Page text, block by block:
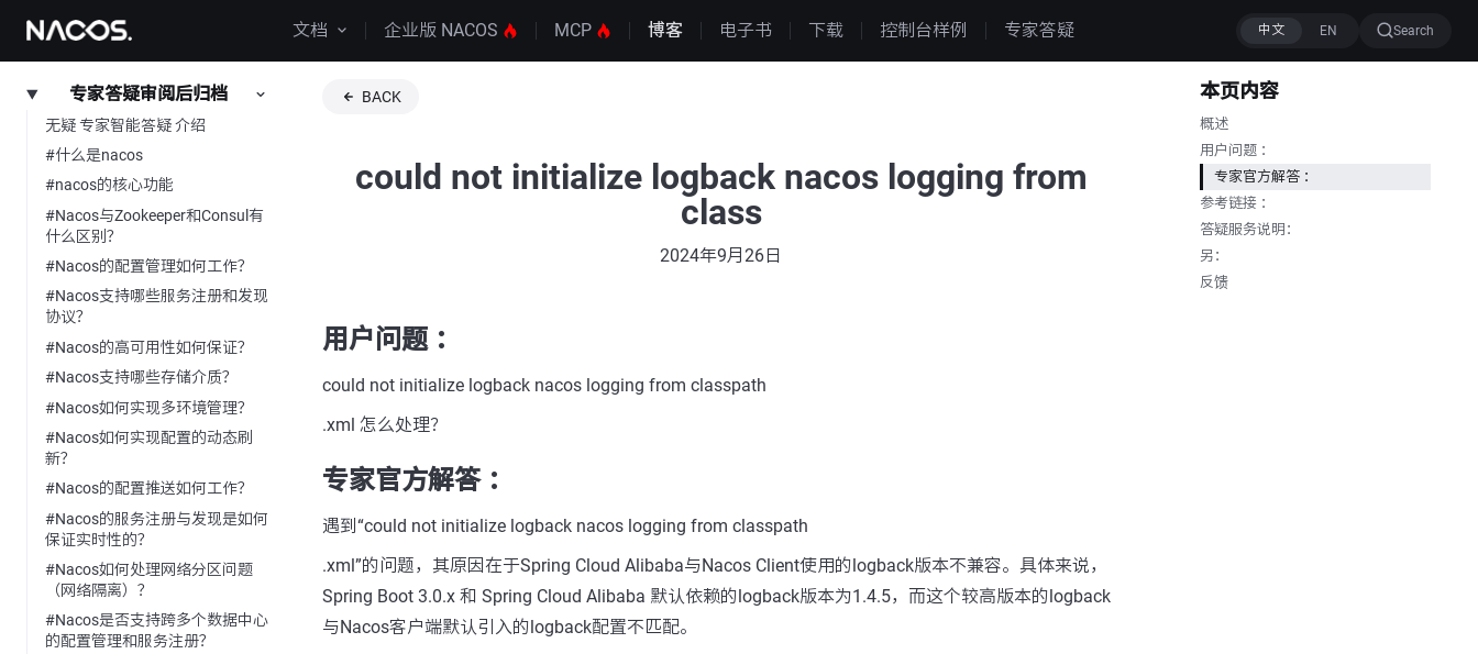
文档 企业版 NACOS MCP 博客 电子书 下载 控制台样例 专家答疑 Search
专家答疑审阅后归档
无疑 专家智能答疑 介绍
#什么是nacos
#nacos的核心功能
#Nacos与Zookeeper和Consul有
什么区别？
#Nacos的配置管理如何工作？
#Nacos支持哪些服务注册和发现
协议？
#Nacos的高可用性如何保证？
#Nacos支持哪些存储介质？
#Nacos如何实现多环境管理？
#Nacos如何实现配置的动态刷
新？
#Nacos的配置推送如何工作？
#Nacos的服务注册与发现是如何
保证实时性的？
#Nacos如何处理网络分区问题
（网络隔离）？
#Nacos是否支持跨多个数据中心
的配置管理和服务注册？
BACK
could not initialize logback nacos logging from
class
2024年9月26日
用户问题 ：
could not initialize logback nacos logging from classpath
.xml 怎么处理？
专家官方解答 ：
遇到“could not initialize logback nacos logging from classpath
.xml”的问题，其原因在于Spring Cloud Alibaba与Nacos Client使用的logback版本不兼容。具体来说，
Spring Boot 3.0.x 和 Spring Cloud Alibaba 默认依赖的logback版本为1.4.5，而这个较高版本的logback
与Nacos客户端默认引入的logback配置不匹配。
本页内容
概述
用户问题 ：
专家官方解答 ：
参考链接 ：
答疑服务说明：
另：
反馈